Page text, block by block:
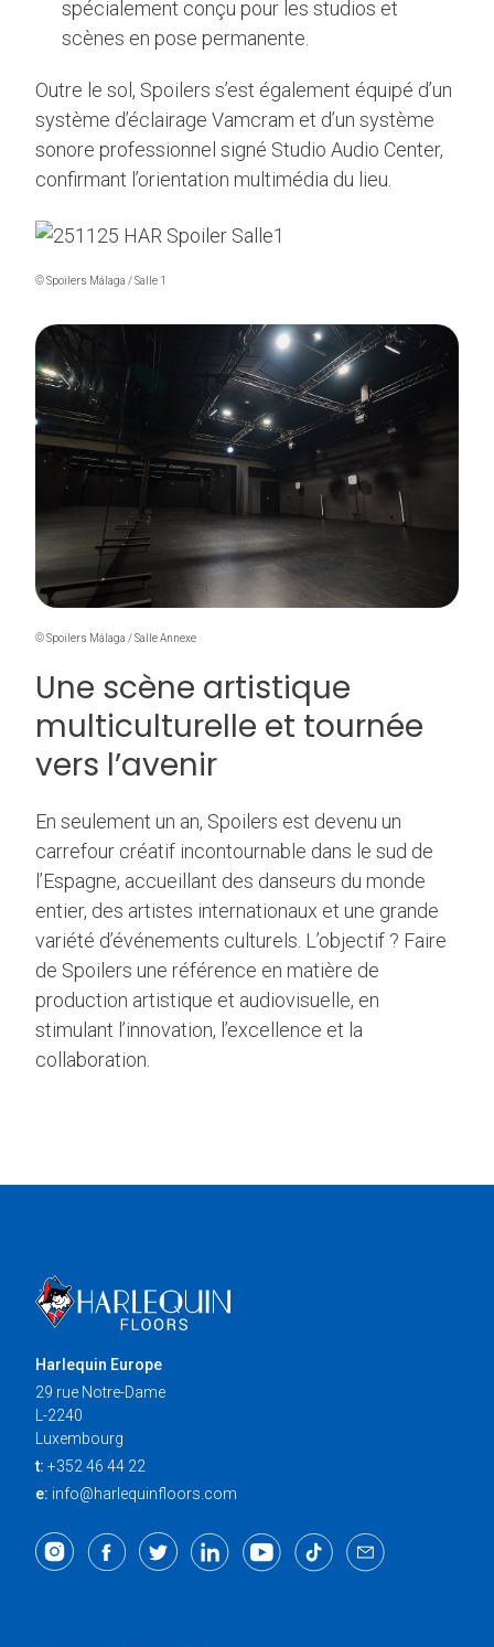
spécialement conçu pour les studios et
scènes en pose permanente.
Outre le sol, Spoilers s’est également équipé d’un
système d’éclairage Vamcram et d’un système
sonore professionnel signé Studio Audio Center,
confirmant l’orientation multimédia du lieu.
© Spoilers Málaga / Salle 1
© Spoilers Málaga / Salle Annexe
Une scène artistique
multiculturelle et tournée
vers l’avenir
En seulement un an, Spoilers est devenu un
carrefour créatif incontournable dans le sud de
l’Espagne, accueillant des danseurs du monde
entier, des artistes internationaux et une grande
variété d’événements culturels. L’objectif ? Faire
de Spoilers une référence en matière de
production artistique et audiovisuelle, en
stimulant l’innovation, l’excellence et la
collaboration.
Harlequin Europe
29 rue Notre-Dame
L-2240
Luxembourg
t: +352 46 44 22
e: info@harlequinfloors.com